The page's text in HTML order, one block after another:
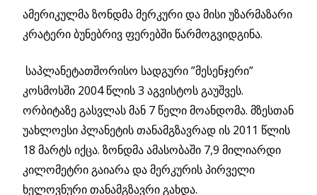
ამერიკულმა ზონდმა მერკური და მისი უზარმაზარი
კრატერი ბუნებრივ ფერებში წარმოგვიდგინა.
საპლანეტათშორისო სადგური ”მესენჯერი”
კოსმოსში 2004 წლის 3 აგვისტოს გაუშვეს.
ორბიტაზე გასვლას მან 7 წელი მოანდომა. მზესთან
უახლოესი პლანეტის თანამგზავრად ის 2011 წლის
18 მარტს იქცა. ზონდმა ამასობაში 7,9 მილიარდი
კილომეტრი გაიარა და მერკურის პირველი
ხელოვნური თანამგზავრი გახდა.